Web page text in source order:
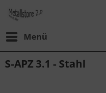
Menü
S-APZ 3.1 - Stahl